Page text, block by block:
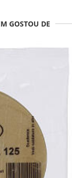
GOSTOU DE